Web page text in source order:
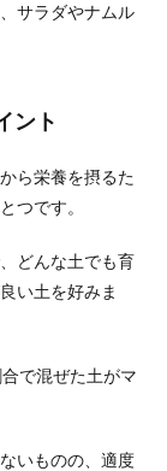
います。手作りの
ナルで、特別感が
飾る場合のポ
れるマグカップ。
ただき物や思い出
て洗うメリッ
サラダやナムル
ント
ら栄養を摂るた
つです。
どんな土でも育
い土を好みま
で混ぜた土がマ
いものの、適度